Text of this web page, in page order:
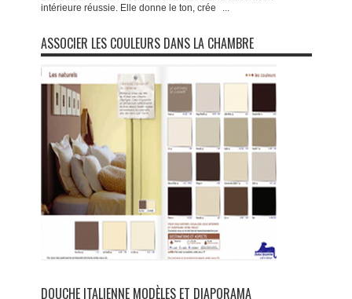
intérieure réussie. Elle donne le ton, crée
...
ASSOCIER LES COULEURS DANS LA CHAMBRE
DOUCHE ITALIENNE MODÈLES ET DIAPORAMA